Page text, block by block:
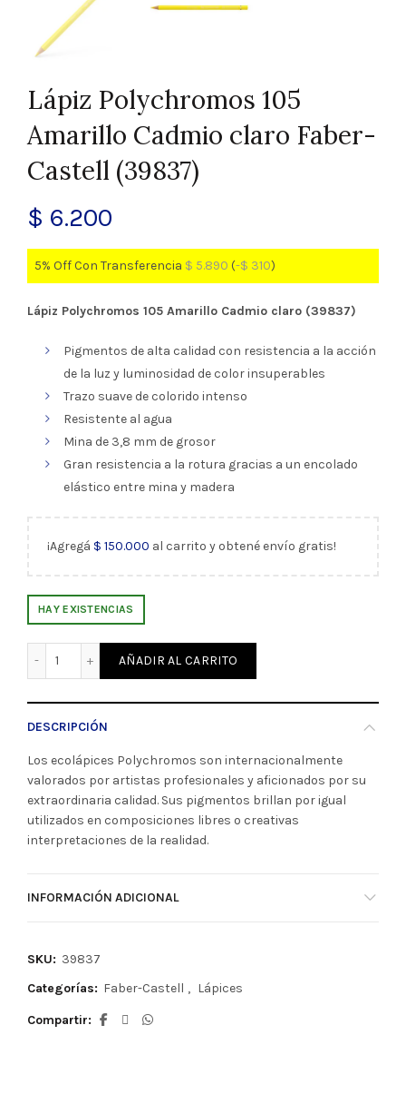
Lápiz Polychromos 105
Amarillo Cadmio claro Faber-
Castell (39837)
$ 6.200
5% Off Con Transferencia $ 5.890 (-$ 310)
Lápiz Polychromos 105 Amarillo Cadmio claro (39837)
Pigmentos de alta calidad con resistencia a la acción
de la luz y luminosidad de color insuperables
Trazo suave de colorido intenso
Resistente al agua
Mina de 3,8 mm de grosor
Gran resistencia a la rotura gracias a un encolado
elástico entre mina y madera
¡Agregá $ 150.000 al carrito y obtené envío gratis!
HAY EXISTENCIAS
Lápiz Polychromos 105 Amarillo Cadmio claro Faber-
AÑADIR AL CARRITO
DESCRIPCIÓN
Los ecolápices Polychromos son internacionalmente
valorados por artistas profesionales y aficionados por su
extraordinaria calidad. Sus pigmentos brillan por igual
utilizados en composiciones libres o creativas
interpretaciones de la realidad.
INFORMACIÓN ADICIONAL
SKU: 39837
Categorías: Faber-Castell , Lápices
Compartir